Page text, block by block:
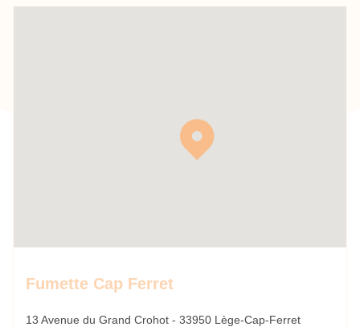
Fumette Cap Ferret
13 Avenue du Grand Crohot - 33950 Lège-Cap-Ferret